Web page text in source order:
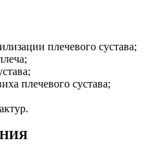
плечевого сустава;
плечевого сустава;